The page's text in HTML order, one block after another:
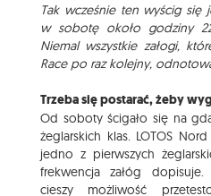
Tak wcześnie ten wyścig się
w sobotę około godziny
Niemal wszystkie załogi,
Race po raz kolejny,
Trzeba się postarać, żeby
Od soboty ścigało się na
żeglarskich klas. LOTOS
jedno z pierwszych
frekwencja załóg
cieszy możliwość